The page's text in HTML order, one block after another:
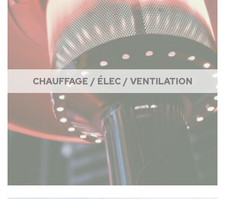
CHAUFFAGE / ÉLEC / VENTILATION